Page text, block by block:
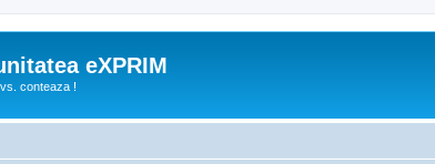
eXPRIM
conteaza !